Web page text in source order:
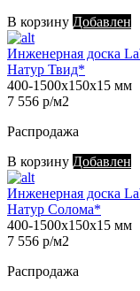
В корзину Добавлен
Инженерная доска
Натур Твид*
400-1500х150х15 мм
7 556 р/м2
Распродажа
В корзину Добавлен
Инженерная доска
Натур Солома*
400-1500х150х15 мм
7 556 р/м2
Распродажа